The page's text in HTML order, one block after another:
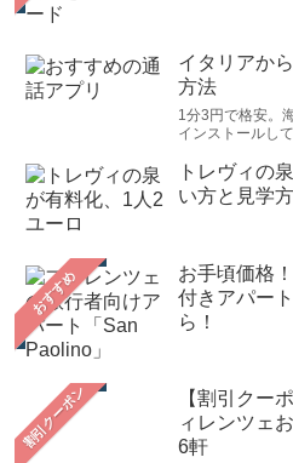
イタリアか
方法
1分3円で格安。
インストールし
トレヴィの
い方と見学
おすすめ
お手頃価格
付きアパー
ら！
【割引クー
ィレンツェ
6軒